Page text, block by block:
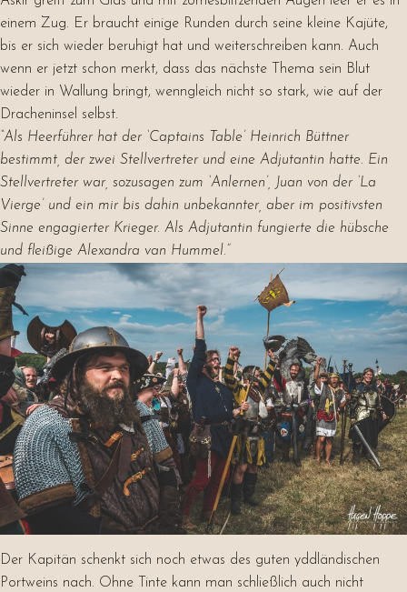
einem Zug. Er braucht einige Runden durch seine kleine Kajüte,
bis er sich wieder beruhigt hat und weiterschreiben kann. Auch
wenn er jetzt schon merkt, dass das nächste Thema sein Blut
wieder in Wallung bringt, wenngleich nicht so stark, wie auf der
Dracheninsel selbst.
“Als Heerführer hat der ‘Captains Table’ Heinrich Büttner
bestimmt, der zwei Stellvertreter und eine Adjutantin hatte. Ein
Stellvertreter war, sozusagen zum ‘Anlernen’, Juan von der ‘La
Vierge’ und ein mir bis dahin unbekannter, aber im positivsten
Sinne engagierter Krieger. Als Adjutantin fungierte die hübsche
und fleißige Alexandra van Hummel.”
Der Kapitän schenkt sich noch etwas des guten yddländischen
Portweins nach. Ohne Tinte kann man schließlich auch nicht